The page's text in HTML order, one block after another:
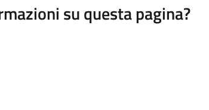
su questa pagina?